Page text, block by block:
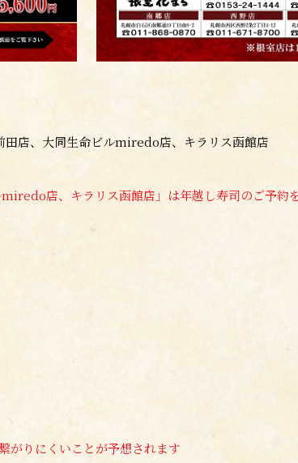
田店、大同生命ビルmiredo店、キラリス函館店
店、キラリス函館店」は年越し寿司のご予約
がりにくいことが予想されます